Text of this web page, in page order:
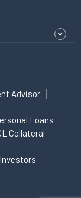
Advisor
Loans
Collateral